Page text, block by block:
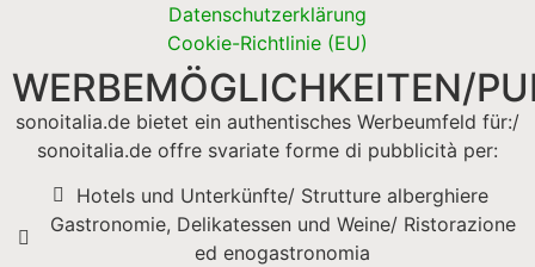
Datenschutzerklärung
Cookie-Richtlinie (EU)
WERBEMÖGLICHKEITEN/
sonoitalia.de bietet ein authentisches Werbeumfeld für:/
sonoitalia.de offre svariate forme di pubblicità per:
Hotels und Unterkünfte/ Strutture alberghiere
Gastronomie, Delikatessen und Weine/ Ristorazione
ed enogastronomia